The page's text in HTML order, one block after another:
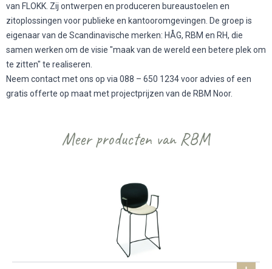
van FLOKK. Zij ontwerpen en produceren bureaustoelen en
zitoplossingen voor publieke en kantooromgevingen. De groep is
eigenaar van de Scandinavische merken: HÅG, RBM en RH, die
samen werken om de visie "maak van de wereld een betere plek om
te zitten" te realiseren.
Neem contact met ons op via 088 – 650 1234 voor advies of een
gratis offerte op maat met projectprijzen van de RBM Noor.
Meer producten van RBM